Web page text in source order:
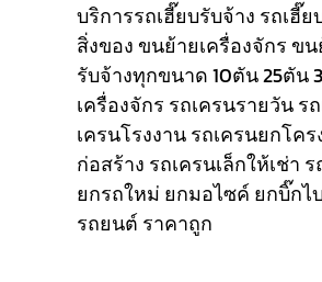
บริการรถเฮี๊ยบรับจ้าง รถเฮี๊
สิ่งของ ขนย้ายเครื่องจักร
รับจ้างทุกขนาด 10ตัน 25ตั
เครื่องจักร รถเครนรายวัน
เครนโรงงาน รถเครนยกโค
ก่อสร้าง รถเครนเล็กให้เช่า
ยกรถใหม่ ยกมอไซค์ ยกบิ๊ก
รถยนต์ ราคาถูก